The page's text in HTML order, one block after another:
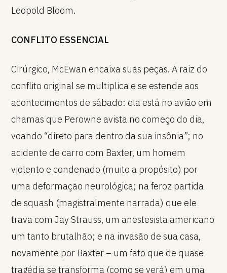
Leopold Bloom.
CONFLITO ESSENCIAL
Cirúrgico, McEwan encaixa suas peças. A raiz do
conflito original se multiplica e se estende aos
acontecimentos de sábado: ela está no avião em
chamas que Perowne avista no começo do dia,
voando “direto para dentro da sua insônia”; no
acidente de carro com Baxter, um homem
violento e condenado (muito a propósito) por
uma deformação neurológica; na feroz partida
de squash (magistralmente narrada) que ele
trava com Jay Strauss, um anestesista americano
um tanto brutalhão; e na invasão de sua casa,
novamente por Baxter – um fato que de quase
tragédia se transforma (como se verá) em uma